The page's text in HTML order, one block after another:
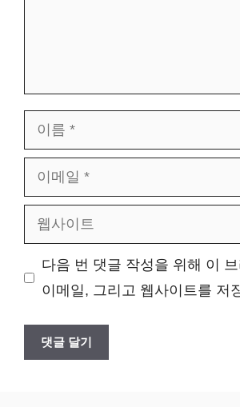
름
메
사
다음 번 댓글 작성을 위해 이
이메일, 그리고 웹사이트를 저